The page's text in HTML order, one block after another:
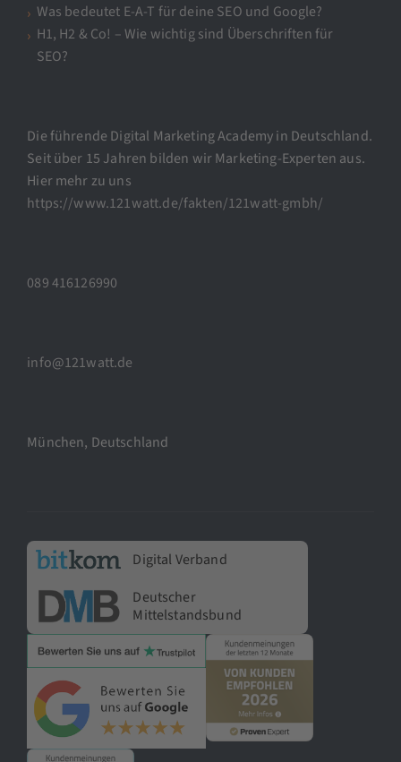
Was bedeutet E-A-T für deine SEO und Google?
H1, H2 & Co! – Wie wichtig sind Überschriften für
SEO?
Die führende Digital Marketing Academy in Deutschland.
Seit über 15 Jahren bilden wir Marketing-Experten aus.
Hier mehr zu uns
https://www.121watt.de/fakten/121watt-gmbh/
089 416126990
info@121watt.de
München, Deutschland
Digital Verband
Deutscher
Mittelstandsbund